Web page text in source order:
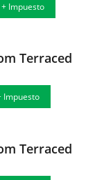
Impuesto
Terraced
Impuesto
Terraced